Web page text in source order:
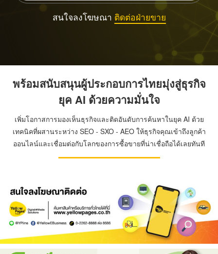
สนใจลงโฆษณา ติดต่อฝ่ายขาย
พร้อมสนับสนุนผู้ประกอบการไทยมุ่งสู่ธุรกิจ
ยุค AI ด้วยความมั่นใจ
เพิ่มโอกาสการมองเห็นธุรกิจและติดอันดับการค้นหาในยุค AI ด้วย
เทคนิคที่ผสานระหว่าง SEO - SXO - AEO ให้ธุรกิจคุณเข้าถึงลูกค้า
ออนไลน์และเชื่อมต่อกับโลกของการซื้อขายที่น่าเชื่อถือได้เลยทันที